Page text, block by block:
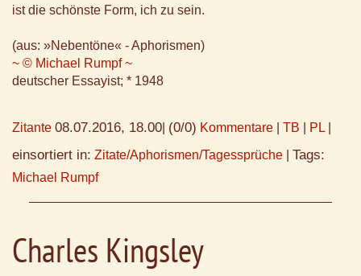
ist die schönste Form, ich zu sein.
(aus: »Nebentöne« - Aphorismen)
~ © Michael Rumpf ~
deutscher Essayist; * 1948
Zitante 08.07.2016, 18.00 (0/0) Kommentare TB PL
einsortiert in: Zitate/Aphorismen/Tagessprüche Tags:
Michael Rumpf
Charles Kingsley